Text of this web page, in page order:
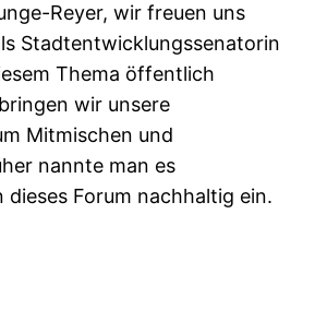
Reyer, wir freuen uns
Stadtentwicklungssenatorin
Thema öffentlich
wir unsere
Mitmischen und
nannte man es
dieses Forum nachhaltig ein.